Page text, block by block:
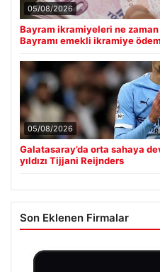
05/08/2026
Bayram ikramiyeleri ne
Bayramı emekli ikramiye
05/08/2026
Galatasaray’da orta sahaya
yıldızı Tijjani Reijnders
Son Eklenen Firmalar